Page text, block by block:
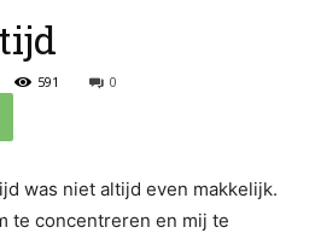
591 0
was niet altijd even makkelijk.
te concentreren en mij te